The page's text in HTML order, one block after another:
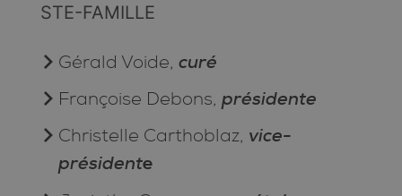
STE-FAMILLE
Gérald Voide, curé
Françoise Debons, présidente
Christelle Carthoblaz, vice-
présidente